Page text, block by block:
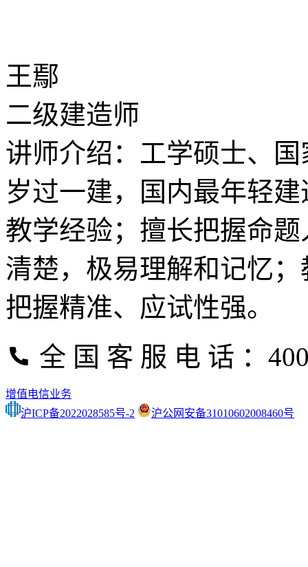
王鄢
二级建造师
讲师介绍：工学硕士、
岁过一建，国内最年轻
教学经验；擅长把握命
清楚，极易理解和记忆
把握精准、应试性强。
全 国 客 服 电 话 ：
增值电信业务
沪ICP备2022028585号-2
沪公网安备31010602008460号